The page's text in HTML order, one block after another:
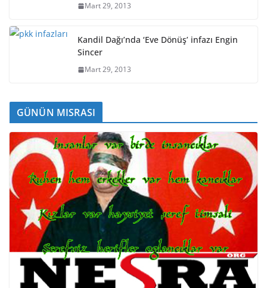
Mart 29, 2013
Kandil Dağı’nda ‘Eve Dönüş’ infazı Engin
Sincer
Mart 29, 2013
GÜNÜN MISRASI